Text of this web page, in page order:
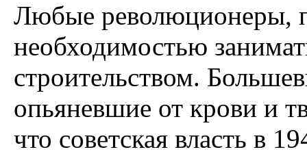
Любые революционеры,
необходимостью
строительством.
опьяневшие от крови и
что советская власть в